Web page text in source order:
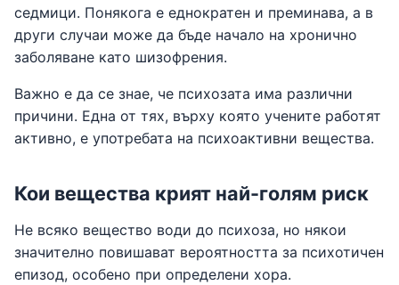
седмици. Понякога е еднократен и преминава, а в
други случаи може да бъде начало на хронично
заболяване като шизофрения.
Важно е да се знае, че психозата има различни
причини. Една от тях, върху която учените работят
активно, е употребата на психоактивни вещества.
Кои вещества крият най-голям риск
Не всяко вещество води до психоза, но някои
значително повишават вероятността за психотичен
епизод, особено при определени хора.